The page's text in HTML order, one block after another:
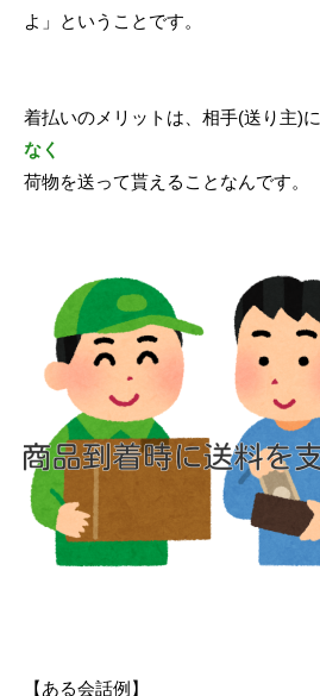
よ」ということです。
着払いのメリットは、相手(送り主)に
なく
荷物を送って貰えることなんです。
【ある会話例】